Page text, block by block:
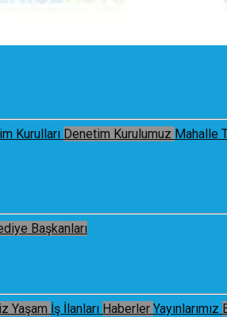
Kurulları Denetim Kurulumuz Mahalle
Başkanları
Yaşam İş İlanları Haberler Yayınlarımız